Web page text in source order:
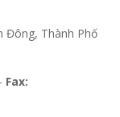
Đông, Thành Phố
- Fax: